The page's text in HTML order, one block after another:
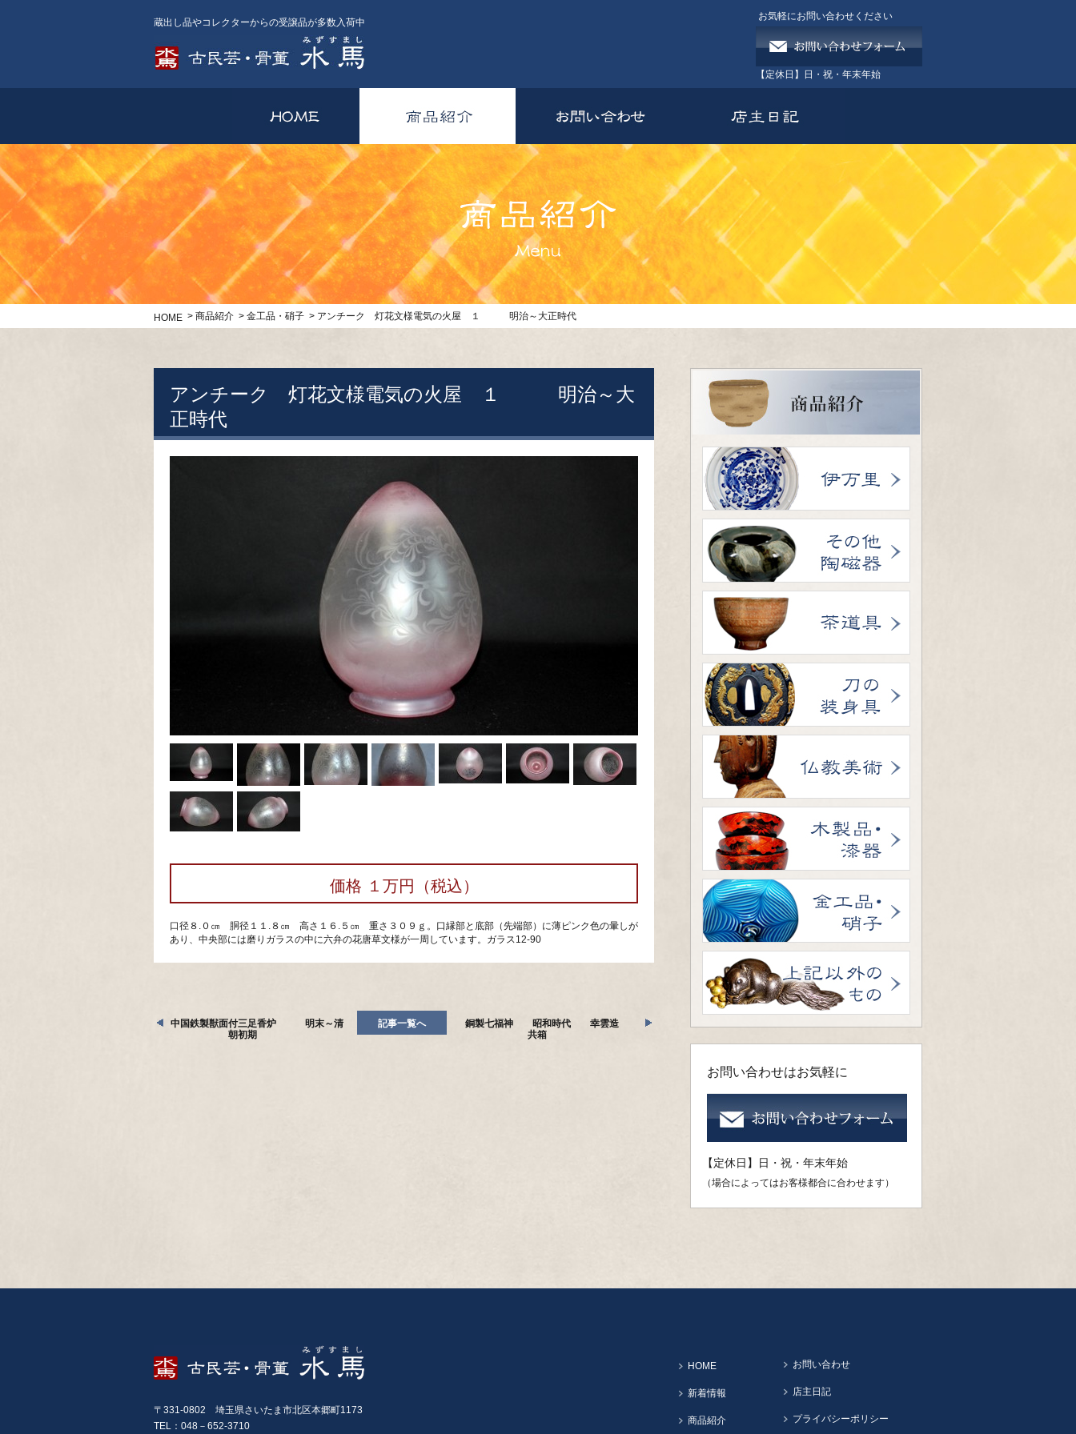
蔵出し品やコレクターからの受譲品が多数入荷中
お気軽にお問い合わせください
【定休日】 日・祝・年末年始
HOME > 商品紹介 > 金工品・硝子 > アンチーク 灯花文様電気の火屋 １ 明治～大正時代
アンチーク 灯花文様電気の火屋 １ 明治～大
正時代
価格 １万円（税込）
口径８.０㎝ 胴径１１.８㎝ 高さ１６.５㎝ 重さ３０９ｇ。口縁部と底部（先端部）に薄ピンク色の暈しが
あり、中央部には磨りガラスの中に六弁の花唐草文様が一周しています。ガラス12-90
中国鉄製獣面付三足香炉 明末～清
朝初期
記事一覧へ
銅製七福神 昭和時代 幸雲造
共箱
お問い合わせはお気軽に
【定休日】日・祝・年末年始
（場合によってはお客様都合に合わせます）
〒331-0802 埼玉県さいたま市北区本郷町1173
TEL：048－652-3710
HOME
新着情報
商品紹介
お問い合わせ
店主日記
プライバシーポリシー